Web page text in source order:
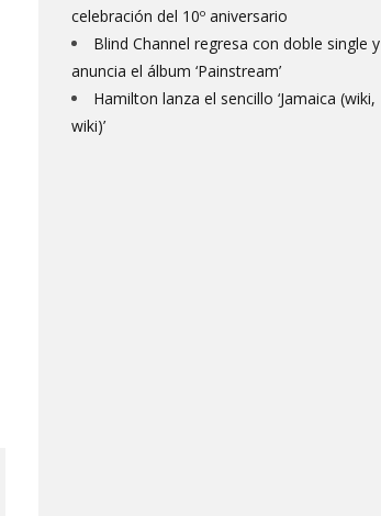
celebración del 10º aniversario
Blind Channel regresa con doble single y
anuncia el álbum ‘Painstream’
Hamilton lanza el sencillo ‘Jamaica (wiki,
wiki)’